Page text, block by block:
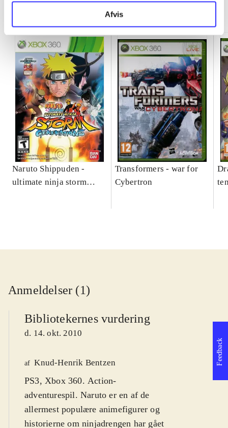
Afvis
Minder om
Naruto Shippuden -
ultimate ninja storm
Transformers - war for
Cybertron
Anmeldelser (1)
Bibliotekernes vurdering
d. 14. okt. 2010
af Knud-Henrik Bentzen
PS3, Xbox 360. Action-
adventurespil. Naruto er en af de
allermest populære animefigurer og
historierne om ninjadrengen har gået
Feedback